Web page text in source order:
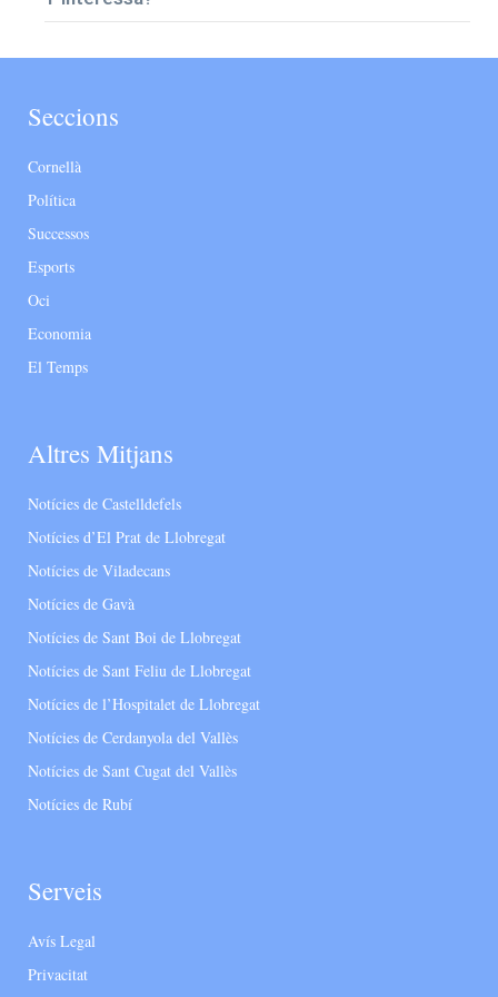
Seccions
Cornellà
Política
Successos
Esports
Oci
Economia
El Temps
Altres Mitjans
Notícies de Castelldefels
Notícies d’El Prat de Llobregat
Notícies de Viladecans
Notícies de Gavà
Notícies de Sant Boi de Llobregat
Notícies de Sant Feliu de Llobregat
Notícies de l’Hospitalet de Llobregat
Notícies de Cerdanyola del Vallès
Notícies de Sant Cugat del Vallès
Notícies de Rubí
Serveis
Avís Legal
Privacitat